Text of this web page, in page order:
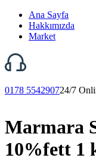
Ana Sayfa
Hakkımızda
Market
0178 554290724/7
Marmara
10%fett 1